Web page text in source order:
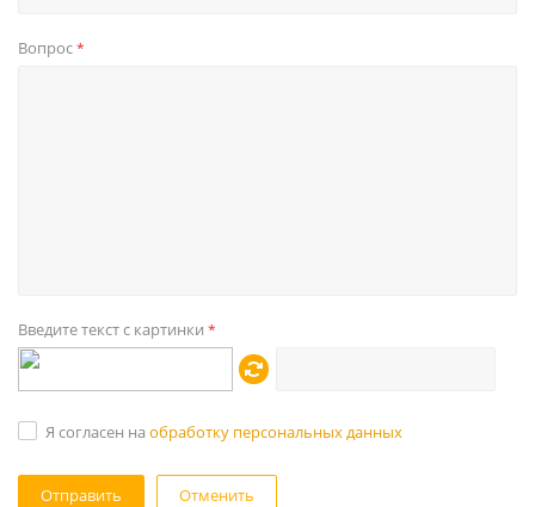
Вопрос*
Введите текст с картинки *
Я согласен на обработку персональных данных
Отменить